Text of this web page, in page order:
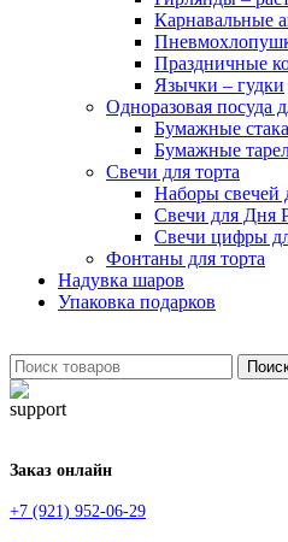
Карнавальные
Праздничные
Язычки – гудки
Одноразовая посуда
Бумажные
Бумажные
Свечи для торта
Наборы свечей
Свечи для Дня
Свечи цифры
Фонтаны для торта
Надувка шаров
Упаковка подарков
Заказ онлайн
+7 (921) 952-06-29